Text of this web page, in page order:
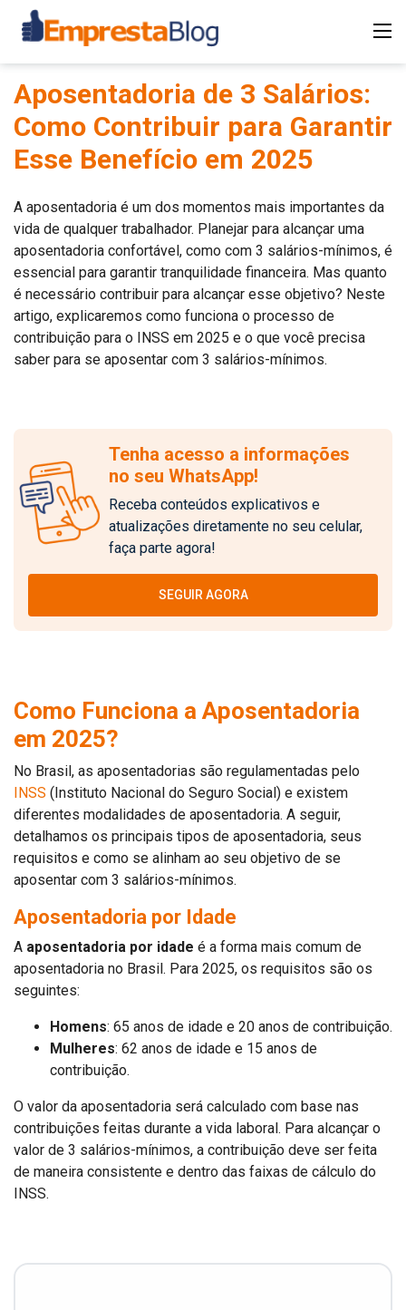
Aposentadoria de 3 Salários:
Como Contribuir para Garantir
Esse Benefício em 2025
A aposentadoria é um dos momentos mais importantes da
vida de qualquer trabalhador. Planejar para alcançar uma
aposentadoria confortável, como com 3 salários-mínimos, é
essencial para garantir tranquilidade financeira. Mas quanto
é necessário contribuir para alcançar esse objetivo? Neste
artigo, explicaremos como funciona o processo de
contribuição para o INSS em 2025 e o que você precisa
saber para se aposentar com 3 salários-mínimos.
Tenha acesso a informações
no seu WhatsApp!
Receba conteúdos explicativos e
atualizações diretamente no seu celular,
faça parte agora!
SEGUIR AGORA
Como Funciona a Aposentadoria
em 2025?
No Brasil, as aposentadorias são regulamentadas pelo
INSS (Instituto Nacional do Seguro Social) e existem
diferentes modalidades de aposentadoria. A seguir,
detalhamos os principais tipos de aposentadoria, seus
requisitos e como se alinham ao seu objetivo de se
aposentar com 3 salários-mínimos.
Aposentadoria por Idade
A aposentadoria por idade é a forma mais comum de
aposentadoria no Brasil. Para 2025, os requisitos são os
seguintes:
Homens: 65 anos de idade e 20 anos de contribuição.
Mulheres: 62 anos de idade e 15 anos de
contribuição.
O valor da aposentadoria será calculado com base nas
contribuições feitas durante a vida laboral. Para alcançar o
valor de 3 salários-mínimos, a contribuição deve ser feita
de maneira consistente e dentro das faixas de cálculo do
INSS.